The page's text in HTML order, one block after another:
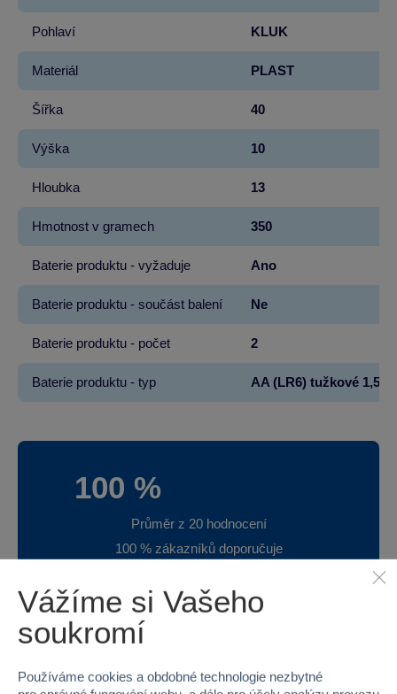
Pohlaví KLUK
Materiál PLAST
Šířka 40
Výška 10
Hloubka 13
Hmotnost v gramech 350
Baterie produktu - vyžaduje Ano
Baterie produktu - součást balení Ne
Baterie produktu - počet 2
Baterie produktu - typ AA (LR6) tužkové 1,5V
100 %
Průměr z 20 hodnocení
100 % zákazníků doporučuje
Máte zkušenost s tímto zbožím?
Vážíme si Vašeho
soukromí
Používáme cookies a obdobné technologie nezbytné